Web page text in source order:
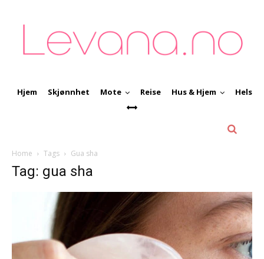
Hjem Skjønnhet Mote Reise Hus & Hjem Helse
Home Tags Gua sha
Tag: gua sha